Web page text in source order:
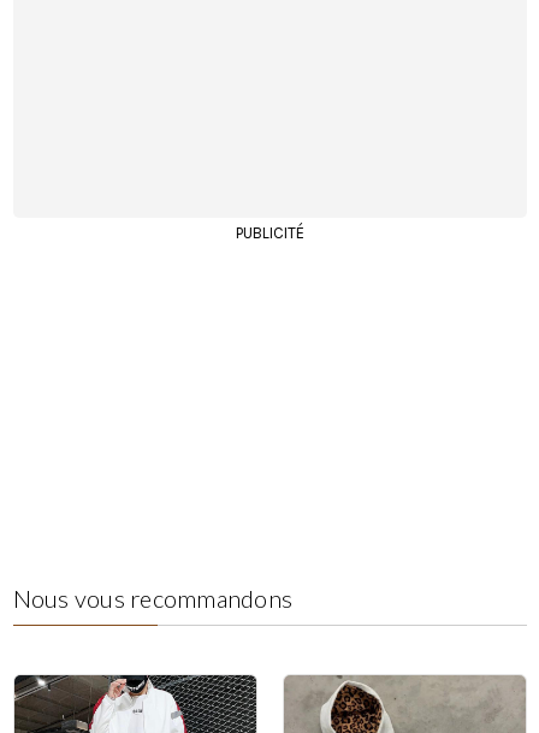
PUBLICITÉ
Nous vous recommandons